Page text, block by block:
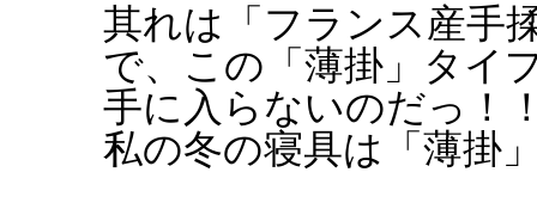
其れは「フランス産手
で、この「薄掛」タイ
手に入らないのだっ！
私の冬の寝具は「薄掛